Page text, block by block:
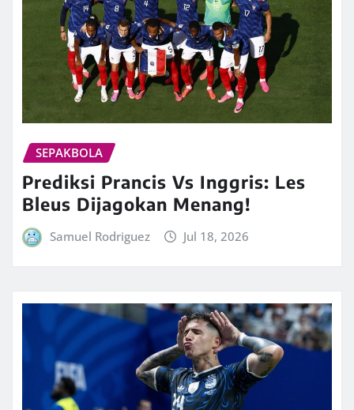
SEPAKBOLA
Prediksi Prancis Vs Inggris: Les
Bleus Dijagokan Menang!
Samuel Rodriguez Jul 18, 2026